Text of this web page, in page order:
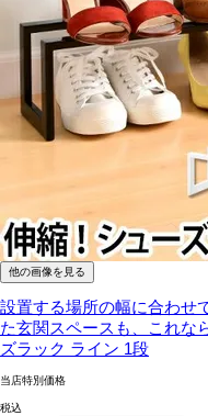
他の画像を見る
設置する場所の幅に合わせ
た玄関スペースも、これな
ズラック ライン 1段
当店特別価格
税込